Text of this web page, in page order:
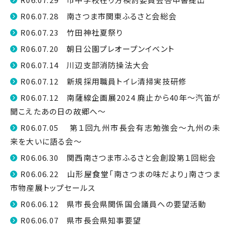
R06.07.28 南さつま市関東ふるさと会総会
R06.07.23 竹田神社夏祭り
R06.07.20 朝日公園プレオープンイベント
R06.07.14 川辺支部消防操法大会
R06.07.12 新規採用職員トイレ清掃実技研修
R06.07.12 南薩線企画展2024 廃止から40年～汽笛が
聞こえたあの日の故郷へ～
R06.07.05 第１回九州市長会有志勉強会～九州の未
来を大いに語る会～
R06.06.30 関西南さつま市ふるさと会創設第１回総会
R06.06.22 山形屋食堂「南さつまの味だより」南さつま
市物産展トップセールス
R06.06.12 県市長会県関係国会議員への要望活動
R06.06.07 県市長会県知事要望